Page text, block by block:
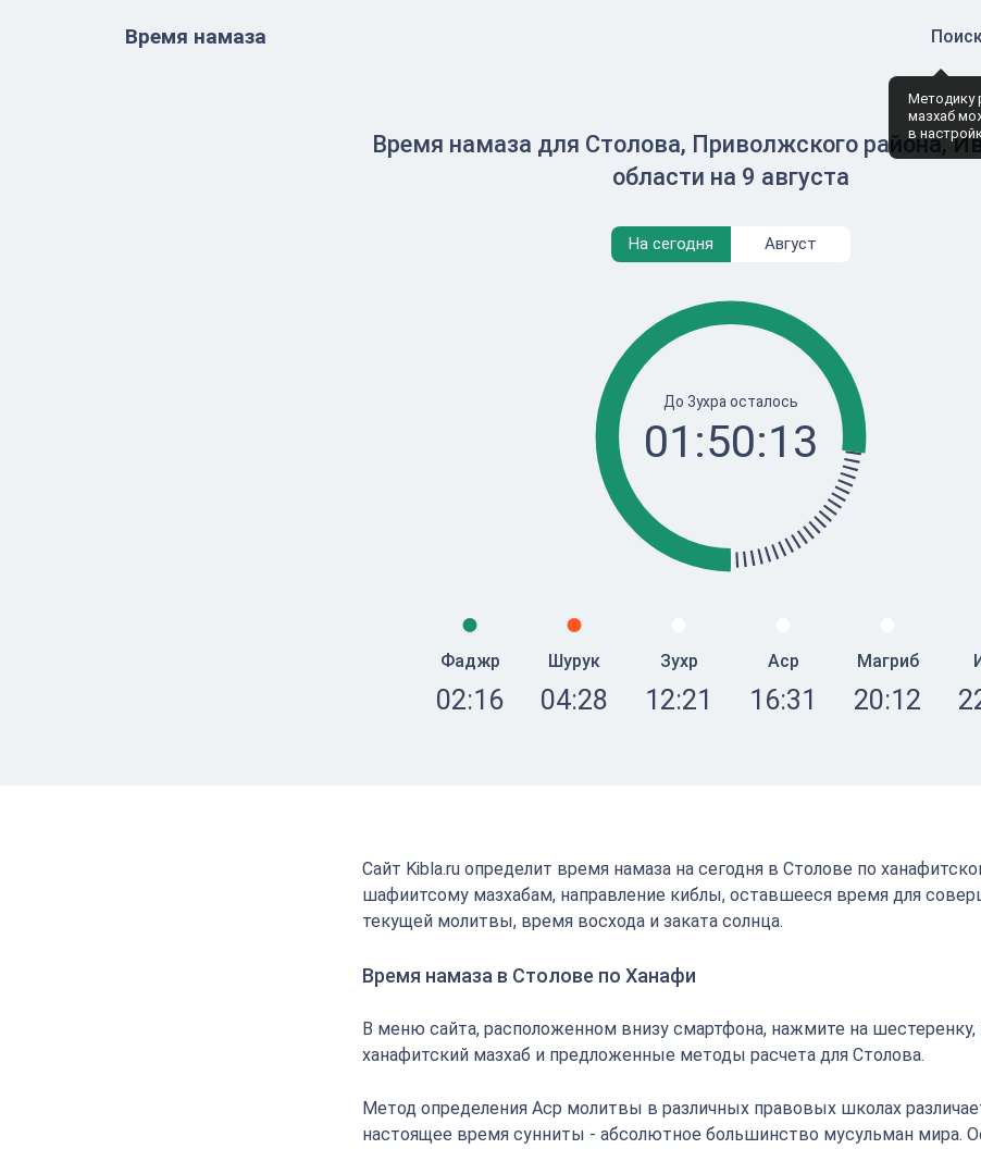
Время намаза
Методику
мазхаб
в
Время намаза для Столова, Приволжского района,
области на 9 августа
На сегодня Август
До Зухра осталось
01:50:12
Фаджр
02:16
Шурук
04:28
Зухр
12:21
Аср
16:31
Магриб
20:12
Сайт Kibla.ru определит время намаза на сегодня в Столове по
шафиитсому мазхабам, направление киблы, оставшееся время для
текущей молитвы, время восхода и заката солнца.
Время намаза в Столове по Ханафи
В меню сайта, расположенном внизу смартфона, нажмите на
ханафитский мазхаб и предложенные методы расчета для Столова.
Метод определения Аср молитвы в различных правовых школах
настоящее время сунниты - абсолютное большинство мусульман мира.